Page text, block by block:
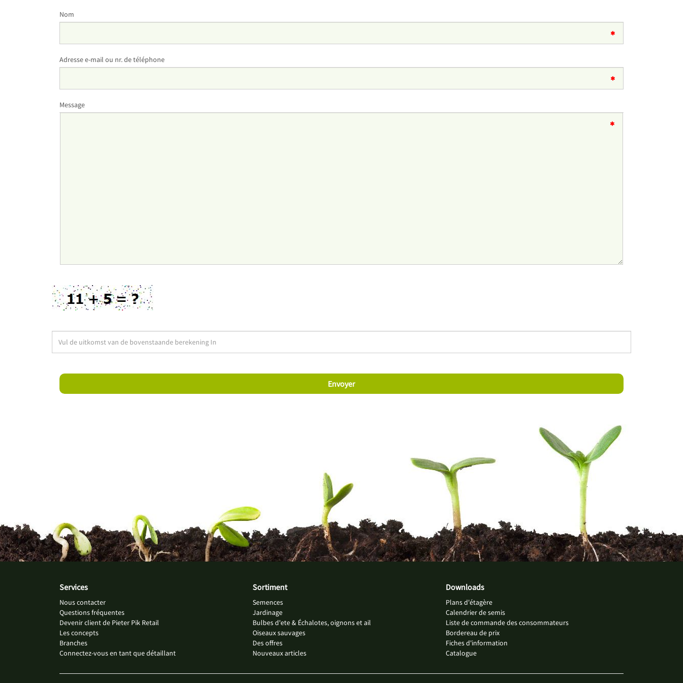
Nom
Adresse e-mail ou nr. de téléphone
Message
Services
Nous contacter
Questions fréquentes
Devenir client de Pieter Pik Retail
Les concepts
Branches
Connectez-vous en tant que détaillant
Sortiment
Semences
Jardinage
Bulbes d'ete & Échalotes, oignons et ail
Oiseaux sauvages
Des offres
Nouveaux articles
Downloads
Plans d'étagère
Calendrier de semis
Liste de commande des consommateurs
Bordereau de prix
Fiches d'information
Catalogue